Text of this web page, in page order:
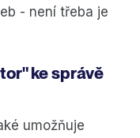
- není třeba je
ke správě
umožňuje